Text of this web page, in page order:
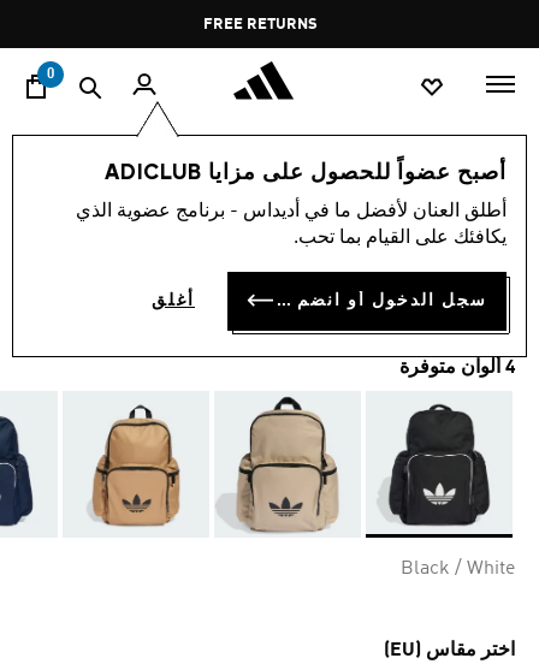
Pause
promotion
rotation
FREE RETURNS
0
أصبح عضواً للحصول على مزايا ADICLUB
أطلق العنان لأفضل ما في أديداس - برنامج عضوية الذي
يكافئك على القيام بما تحب.
سجل الدخول أو انضم الآن أغلق
اسلوب حياة العلامات التجارية أوريجينالز إكسسوارات
حقيبة ظهر ADICOLOR
OMR 20.00
4 ألوان متوفرة
Black / White
اختر مقاس (EU)